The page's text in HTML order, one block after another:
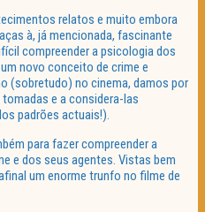
relatos e muito embora
à, já mencionada, fascinante
compreender a psicologia dos
novo conceito de crime e
(sobretudo) no cinema, damos por
e a considera-las
padrões actuais!).
para fazer compreender a
e dos seus agentes. Vistas bem
um enorme trunfo no filme de